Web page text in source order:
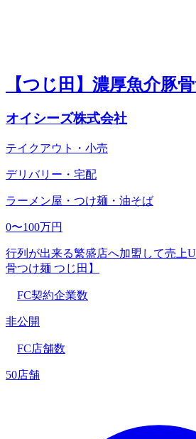
【つじ田】濃厚魚介豚
オイシーズ株式会社
テイクアウト・小売
デリバリー・宅配
ラーメン屋・つけ麺・油そば
0〜100万円
行列が出来る繁盛店へ加盟して売上
骨つけ麺 つじ田】
FC契約企業数
非公開
FC店舗数
50店舗